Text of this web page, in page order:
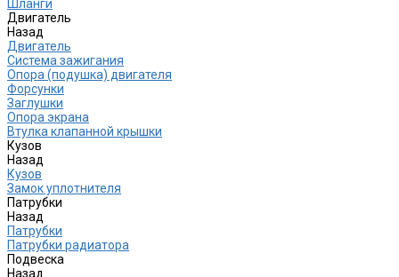
Шланги
Двигатель
Назад
Двигатель
Система зажигания
Опора (подушка) двигателя
Форсунки
Заглушки
Опора экрана
Втулка клапанной крышки
Кузов
Назад
Кузов
Замок уплотнителя
Патрубки
Назад
Патрубки
Патрубки радиатора
Подвеска
Назад